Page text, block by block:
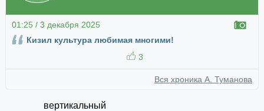
01:25 / 3 декабря 2025
Кизил культура любимая многими!
3
Вся хроника А. Туманова
вертикальный